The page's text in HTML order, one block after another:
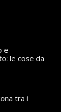
e
le cose da
tra i